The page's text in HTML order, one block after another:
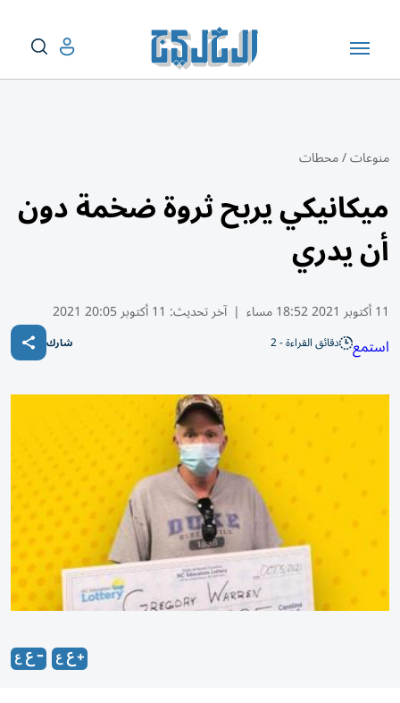
منوعات/محطات
ميكانيكي يربح ثروة ضخمة دون
أن يدري
11 أكتوبر 2021 18:52 مساء | آخر تحديث: 11 أكتوبر 20:05 2021
استمع دقائق القراءة - 2 شارك